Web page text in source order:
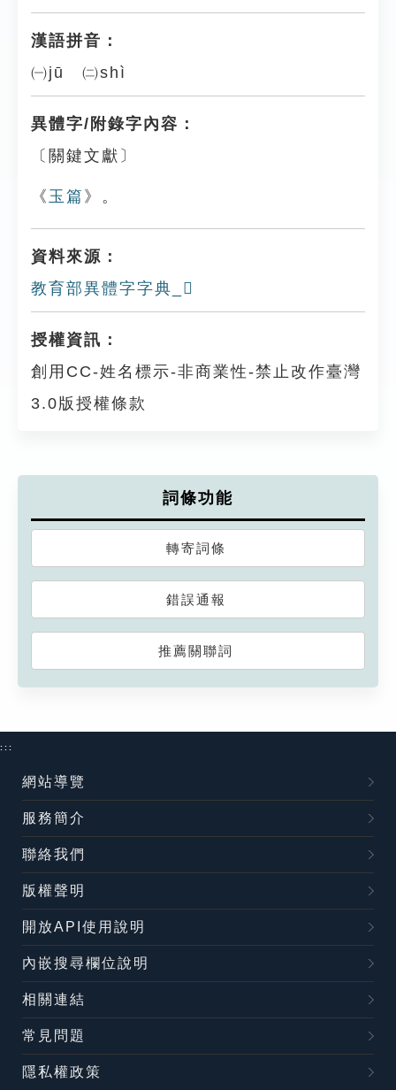
漢語拼音：
㈠jū ㈡shì
異體字/附錄字內容：
〔關鍵文獻〕
《 玉篇 》。
資料來源：
教育部異體字字典_𠁗
授權資訊：
創用CC-姓名標示-非商業性-禁止改作臺灣
3.0版授權條款
詞條功能
轉寄詞條
錯誤通報
推薦關聯詞
:::
網站導覽
服務簡介
聯絡我們
版權聲明
開放API使用說明
內嵌搜尋欄位說明
相關連結
常見問題
隱私權政策